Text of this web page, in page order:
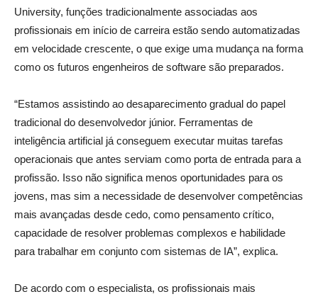
University, funções tradicionalmente associadas aos
profissionais em início de carreira estão sendo automatizadas
em velocidade crescente, o que exige uma mudança na forma
como os futuros engenheiros de software são preparados.
“Estamos assistindo ao desaparecimento gradual do papel
tradicional do desenvolvedor júnior. Ferramentas de
inteligência artificial já conseguem executar muitas tarefas
operacionais que antes serviam como porta de entrada para a
profissão. Isso não significa menos oportunidades para os
jovens, mas sim a necessidade de desenvolver competências
mais avançadas desde cedo, como pensamento crítico,
capacidade de resolver problemas complexos e habilidade
para trabalhar em conjunto com sistemas de IA”, explica.
De acordo com o especialista, os profissionais mais